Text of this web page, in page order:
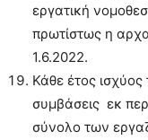
εργατική
πρωτίστως η
1.6.2022.
Κάθε έτος
συμβάσεις εκ
σύνολο των